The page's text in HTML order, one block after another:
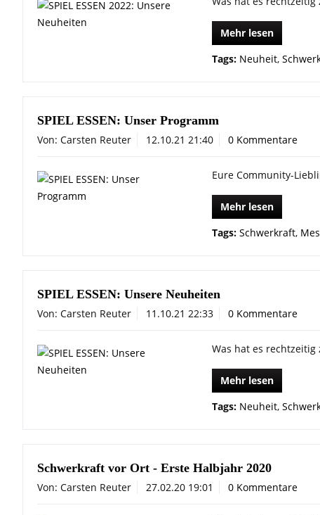
Mehr lesen
Tags: Neuheit,
SPIEL ESSEN: Unser Programm
Von: Carsten Reuter 12.10.21 21:40 0 Kommentare
Eure Community-
Mehr lesen
Tags: Schwerkraft,
SPIEL ESSEN: Unsere Neuheiten
Von: Carsten Reuter 11.10.21 22:33 0 Kommentare
Was hat es
Mehr lesen
Tags: Neuheit,
Schwerkraft vor Ort - Erste Halbjahr 2020
Von: Carsten Reuter 27.02.20 19:01 0 Kommentare